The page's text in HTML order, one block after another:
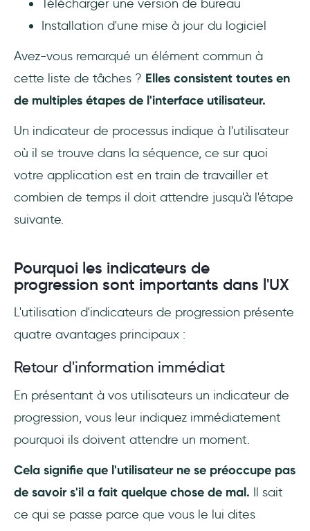
Télécharger une version de bureau
Installation d'une mise à jour du logiciel
Avez-vous remarqué un élément commun à
cette liste de tâches ? Elles consistent toutes en
de multiples étapes de l'interface utilisateur.
Un indicateur de processus indique à l'utilisateur
où il se trouve dans la séquence, ce sur quoi
votre application est en train de travailler et
combien de temps il doit attendre jusqu'à l'étape
suivante.
Pourquoi les indicateurs de
progression sont importants dans l'UX
L'utilisation d'indicateurs de progression présente
quatre avantages principaux :
Retour d'information immédiat
En présentant à vos utilisateurs un indicateur de
progression, vous leur indiquez immédiatement
pourquoi ils doivent attendre un moment.
Cela signifie que l'utilisateur ne se préoccupe pas
de savoir s'il a fait quelque chose de mal. Il sait
ce qui se passe parce que vous le lui dites